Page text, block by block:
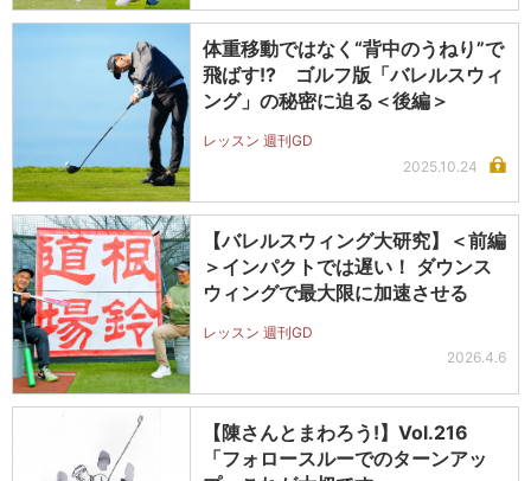
体重移動ではなく“背中のうねり”で
飛ばす!? ゴルフ版「バレルスウィ
ング」の秘密に迫る＜後編＞
レッスン 週刊GD
2025.10.24
【バレルスウィング大研究】＜前編
＞インパクトでは遅い！ ダウンス
ウィングで最大限に加速させる
レッスン 週刊GD
2026.4.6
【陳さんとまわろう!】Vol.216
「フォロースルーでのターンアッ